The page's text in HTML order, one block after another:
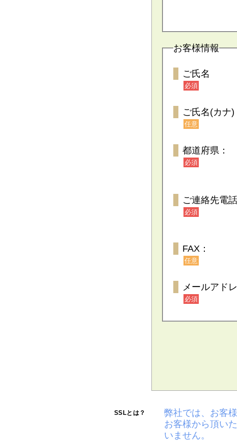
お客様情報
ご氏名
必須
ご氏名(カナ)
任意
都道府県：
必須
ご連絡先電
必須
FAX：
任意
メールアドレ
必須
SSLとは？
弊社では、お客
お客様から頂い
いません。